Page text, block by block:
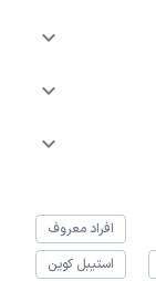
افراد معروف
استیبل کوین